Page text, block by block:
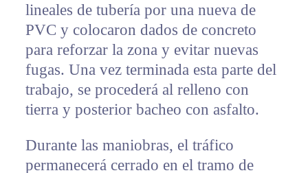
lineales de tubería por una nueva de
PVC y colocaron dados de concreto
para reforzar la zona y evitar nuevas
fugas. Una vez terminada esta parte del
trabajo, se procederá al relleno con
tierra y posterior bacheo con asfalto.
Durante las maniobras, el tráfico
permanecerá cerrado en el tramo de